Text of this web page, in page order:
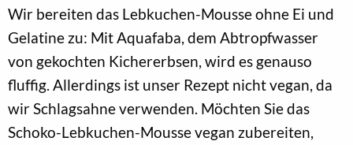
Wir bereiten das Lebkuchen-Mousse ohne Ei und
Gelatine zu: Mit Aquafaba, dem Abtropfwasser
von gekochten Kichererbsen, wird es genauso
fluffig. Allerdings ist unser Rezept nicht vegan, da
wir Schlagsahne verwenden. Möchten Sie das
Schoko-Lebkuchen-Mousse vegan zubereiten,